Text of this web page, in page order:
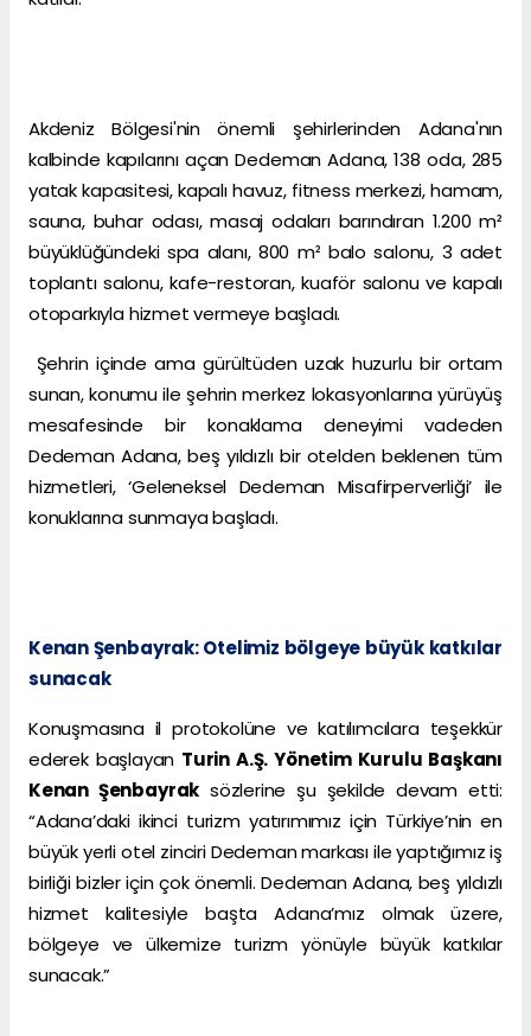
Akdeniz Bölgesi'nin önemli şehirlerinden Adana'nın
kalbinde kapılarını açan Dedeman Adana, 138 oda, 285
yatak kapasitesi, kapalı havuz, fitness merkezi, hamam,
sauna, buhar odası, masaj odaları barındıran 1.200 m²
büyüklüğündeki spa alanı, 800 m² balo salonu, 3 adet
toplantı salonu, kafe-restoran, kuaför salonu ve kapalı
otoparkıyla hizmet vermeye başladı.
Şehrin içinde ama gürültüden uzak huzurlu bir ortam
sunan, konumu ile şehrin merkez lokasyonlarına yürüyüş
mesafesinde bir konaklama deneyimi vadeden
Dedeman Adana, beş yıldızlı bir otelden beklenen tüm
hizmetleri, ‘Geleneksel Dedeman Misafirperverliği’ ile
konuklarına sunmaya başladı.
Kenan Şenbayrak: Otelimiz bölgeye büyük katkılar
sunacak
Konuşmasına il protokolüne ve katılımcılara teşekkür
ederek başlayan Turin A.Ş. Yönetim Kurulu Başkanı
Kenan Şenbayrak sözlerine şu şekilde devam etti:
“Adana’daki ikinci turizm yatırımımız için Türkiye’nin en
büyük yerli otel zinciri Dedeman markası ile yaptığımız iş
birliği bizler için çok önemli. Dedeman Adana, beş yıldızlı
hizmet kalitesiyle başta Adana’mız olmak üzere,
bölgeye ve ülkemize turizm yönüyle büyük katkılar
sunacak.”